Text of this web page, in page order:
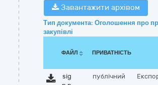
Завантажити архівом
Тип документа: Оголошення про
закупівлі
ФАЙЛ ПРИВАТНІСТЬ
sig
публічний